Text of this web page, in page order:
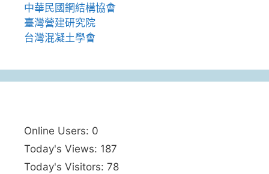
中華民國鋼結構協會
臺灣營建研究院
台灣混凝土學會
Online Users: 0
Today's Views: 187
Today's Visitors: 78